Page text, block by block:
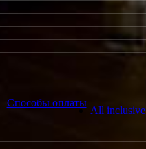
Способы оплаты
All inclusive